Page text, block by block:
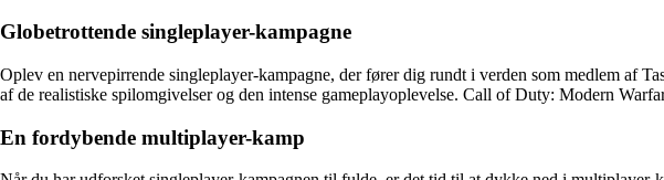
Globetrottende singleplayer-kampagne
Oplev en nervepirrende singleplayer-kampagne, der fører dig rundt i verden som medlem af
af de realistiske spilomgivelser og den intense gameplayoplevelse. Call of Duty: Modern
En fordybende multiplayer-kamp